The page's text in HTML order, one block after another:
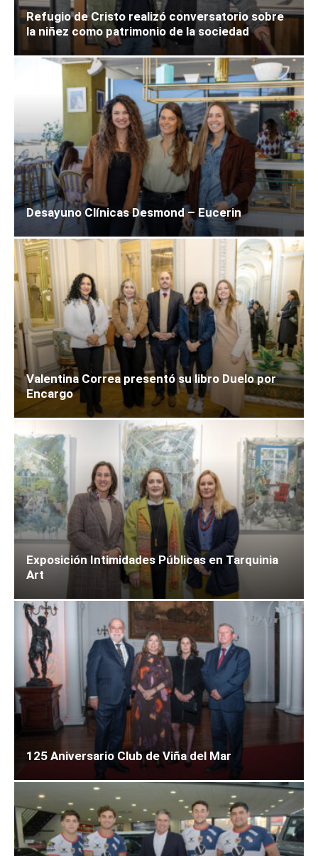
Refugio de Cristo realizó conversatorio sobre
la niñez como patrimonio de la sociedad
Desayuno Clínicas Desmond – Eucerin
Valentina Correa presentó su libro Duelo por
Encargo
Exposición Intimidades Públicas en Tarquinia
Art
125 Aniversario Club de Viña del Mar